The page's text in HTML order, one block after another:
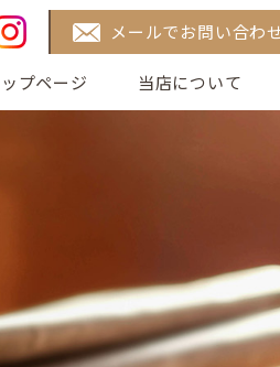
メールでお問い合わ
ップページ 当店について